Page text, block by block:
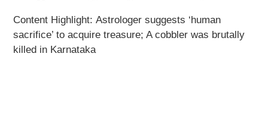
Content Highlight: Astrologer suggests ‘human
sacrifice’ to acquire treasure; A cobbler was brutally
killed in Karnataka